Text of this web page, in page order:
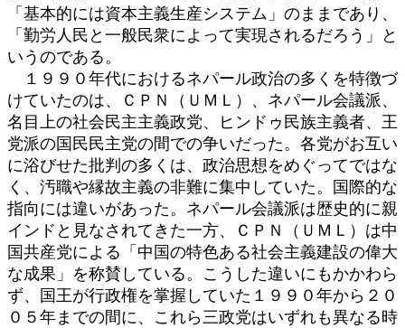
「基本的には資本主義生産システム」のままであり、
「勤労人民と一般民衆によって実現されるだろう」と
いうのである。
１９９０年代におけるネパール政治の多くを特徴づ
けていたのは、ＣＰＮ（ＵＭＬ）、ネパール会議派、
名目上の社会民主主義政党、ヒンドゥ民族主義者、王
党派の国民民主党の間での争いだった。各党がお互い
に浴びせた批判の多くは、政治思想をめぐってではな
く、汚職や縁故主義の非難に集中していた。国際的な
指向には違いがあった。ネパール会議派は歴史的に親
インドと見なされてきた一方、ＣＰＮ（ＵＭＬ）は中
国共産党による「中国の特色ある社会主義建設の偉大
な成果」を称賛している。こうした違いにもかかわら
ず、国王が行政権を掌握していた１９９０年から２０
０５年までの間に、これら三政党はいずれも異なる時